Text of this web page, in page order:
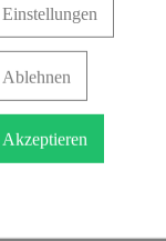
und
Einstellungen
Ablehnen
Akzeptieren